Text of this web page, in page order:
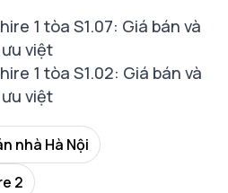
1 tòa S1.07: Giá bán và
việt
1 tòa S1.02: Giá bán và
việt
nhà Hà Nội
2